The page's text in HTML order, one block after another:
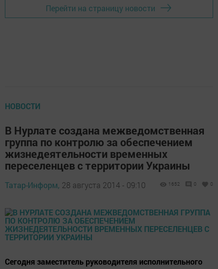
Перейти на страницу новости
НОВОСТИ
В Нурлате создана межведомственная
группа по контролю за обеспечением
жизнедеятельности временных
переселенцев с территории Украины
Татар-Информ, 28 августа 2014 - 09:10 1652 0 0
Сегодня заместитель руководителя исполнительного